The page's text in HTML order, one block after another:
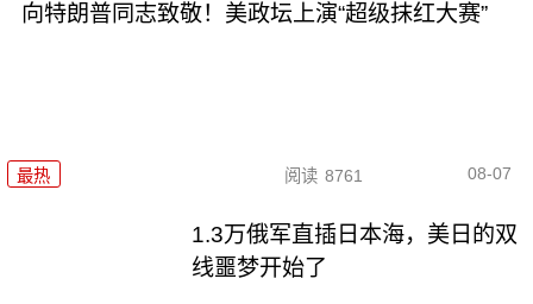
向特朗普同志致敬！美政坛上演“超级抹红大赛”
最热 阅读 8761 08-07
1.3万俄军直插日本海，美日的双
线噩梦开始了